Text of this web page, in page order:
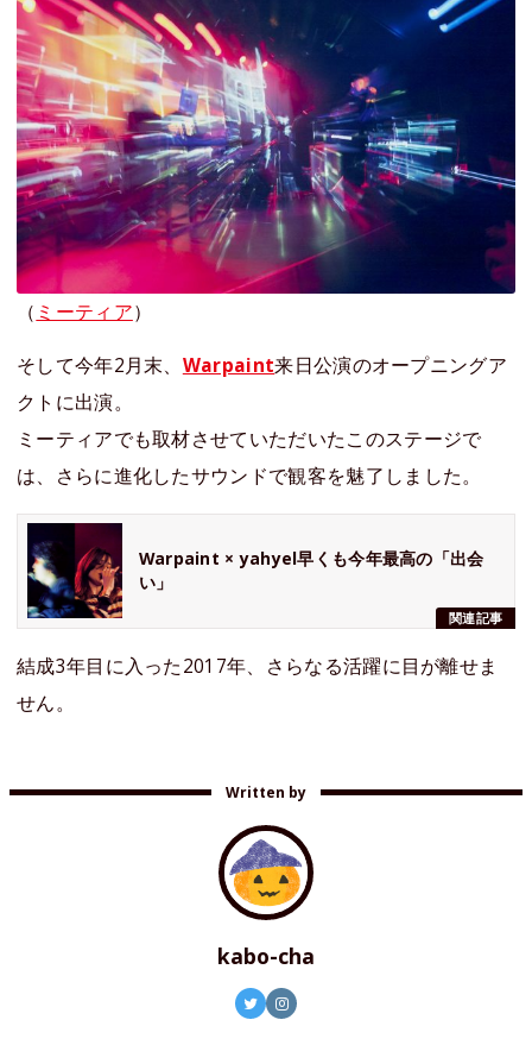
（ ミーティア）
そして今年2月末、 Warpaint来日公演のオープニングア
クトに出演。
ミーティアでも取材させていただいたこのステージで
は、さらに進化したサウンドで観客を魅了しました。
関連記事
Warpaint × yahyel早くも今年最高の「出会
い」
結成3年目に入った2017年、さらなる活躍に目が離せま
せん。
Written by
kabo-cha